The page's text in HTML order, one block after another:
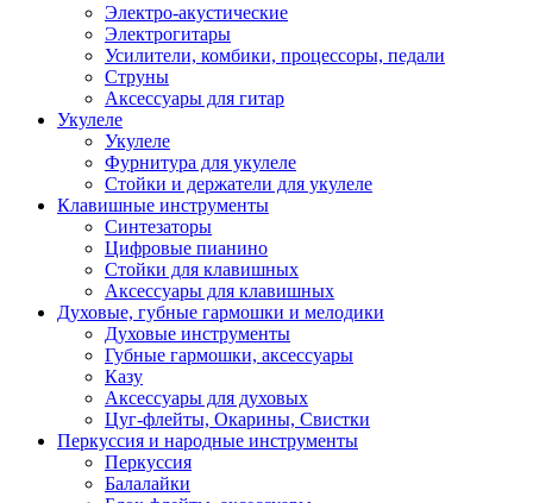
Электро-акустические
Электрогитары
Усилители, комбики, процессоры, педали
Струны
Аксессуары для гитар
Укулеле
Укулеле
Фурнитура для укулеле
Стойки и держатели для укулеле
Клавишные инструменты
Синтезаторы
Цифровые пианино
Стойки для клавишных
Аксессуары для клавишных
Духовые, губные гармошки и мелодики
Духовые инструменты
Губные гармошки, аксессуары
Казу
Аксессуары для духовых
Цуг-флейты, Окарины, Свистки
Перкуссия и народные инструменты
Перкуссия
Балалайки